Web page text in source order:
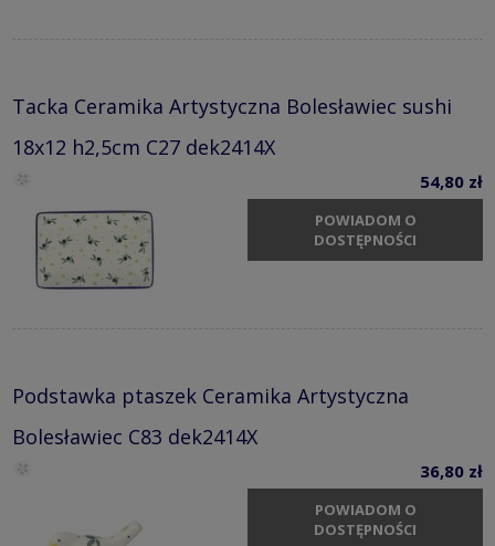
Tacka Ceramika Artystyczna Bolesławiec sushi
18x12 h2,5cm C27 dek2414X
54,80 zł
POWIADOM O
DOSTĘPNOŚCI
Podstawka ptaszek Ceramika Artystyczna
Bolesławiec C83 dek2414X
36,80 zł
POWIADOM O
DOSTĘPNOŚCI